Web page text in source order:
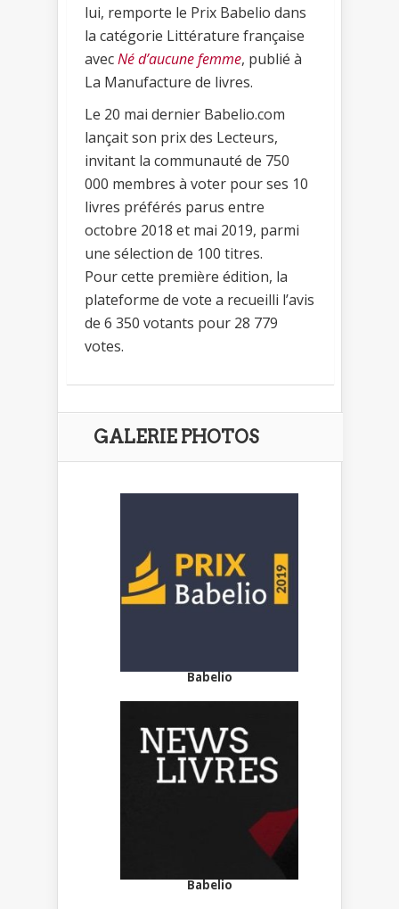
lui, remporte le Prix Babelio dans
la catégorie Littérature française
avecNé d’aucune femme, publié à
La Manufacture de livres.
Le 20 mai dernier Babelio.com
lançait son prix des Lecteurs,
invitant la communauté de 750
000 membres à voter pour ses 10
livres préférés parus entre
octobre 2018 et mai 2019, parmi
une sélection de 100 titres.
Pour cette première édition, la
plateforme de vote a recueilli l’avis
de 6 350 votants pour 28 779
votes.
GALERIE PHOTOS
Babelio
Babelio